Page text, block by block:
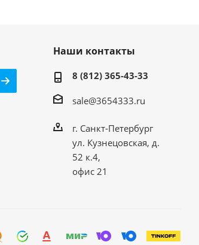
Наши контакты
8 (812) 365-43-33
sale@3654333.ru
г. Санкт-Петербург
ул. Кузнецовская, д.
52 к.4,
офис 21